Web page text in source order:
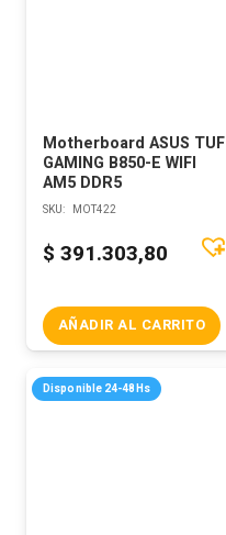
Motherboard ASUS TUF
GAMING B850-E WIFI
AM5 DDR5
SKU: MOT422
$ 391.303,80
AÑADIR AL CARRITO
Disponible 24-48Hs